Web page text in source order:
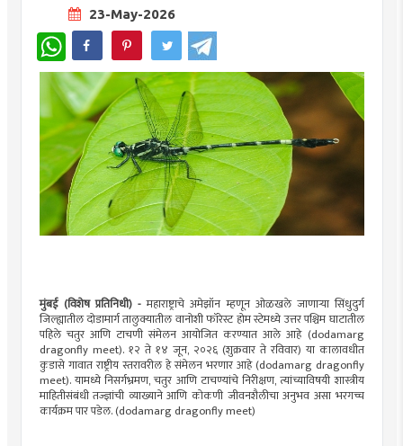
23-May-2026
WhatsApp
मुंबई (विशेष प्रतिनिधी) -महाराष्ट्राचे अमेझॉन म्हणून ओळखले जाणाऱ्या सिंधुदुर्ग
जिल्ह्यातील दोडामार्ग तालुक्यातील वानोशी फॉरेस्ट होम स्टेमध्ये उत्तर पश्चिम घाटातील
पहिले चतुर आणि टाचणी संमेलन आयोजित करण्यात आले आहे (dodamarg
dragonfly meet). १२ ते १४ जून, २०२६ (शुक्रवार ते रविवार) या कालावधीत
कुडासे गावात राष्ट्रीय स्तरावरील हे संमेलन भरणार आहे (dodamarg dragonfly
meet). यामध्ये निसर्गभ्रमण, चतुर आणि टाचण्यांचे निरीक्षण, त्यांच्याविषयी शास्त्रीय
माहितीसंबंधी तज्ज्ञांची व्याख्याने आणि कोकणी जीवनशैलीचा अनुभव असा भरगच्च
कार्यक्रम पार पडेल. (dodamarg dragonfly meet)